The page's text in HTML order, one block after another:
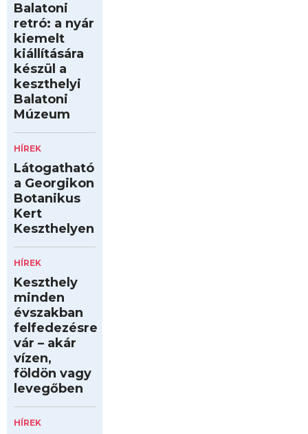
Balatoni
retró: a nyár
kiemelt
kiállítására
készül a
keszthelyi
Balatoni
Múzeum
HÍREK
Látogatható
a Georgikon
Botanikus
Kert
Keszthelyen
HÍREK
Keszthely
minden
évszakban
felfedezésre
vár – akár
vízen,
földön vagy
levegőben
HÍREK